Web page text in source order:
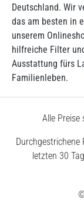
Deutschland. Wir
das am besten in
unserem
hilfreiche Filter
Ausstattung fürs
Familienleben.
Alle Preise
Durchgestrichene
letzten 30